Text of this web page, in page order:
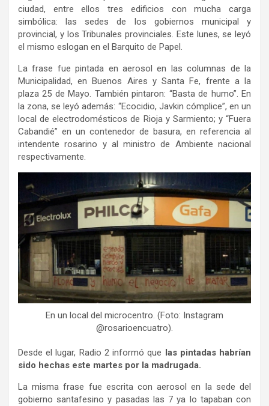
ciudad, entre ellos tres edificios con mucha carga
simbólica: las sedes de los gobiernos municipal y
provincial, y los Tribunales provinciales. Este lunes, se leyó
el mismo eslogan en el Barquito de Papel.
La frase fue pintada en aerosol en las columnas de la
Municipalidad, en Buenos Aires y Santa Fe, frente a la
plaza 25 de Mayo. También pintaron: “Basta de humo”. En
la zona, se leyó además: “Ecocidio, Javkin cómplice”, en un
local de electrodomésticos de Rioja y Sarmiento; y “Fuera
Cabandié” en un contenedor de basura, en referencia al
intendente rosarino y al ministro de Ambiente nacional
respectivamente.
En un local del microcentro. (Foto: Instagram
@rosarioencuatro).
Desde el lugar, Radio 2 informó que
las pintadas habrían
sido hechas este martes por la madrugada.
La misma frase fue escrita con aerosol en la sede del
gobierno santafesino y pasadas las 7 ya lo tapaban con